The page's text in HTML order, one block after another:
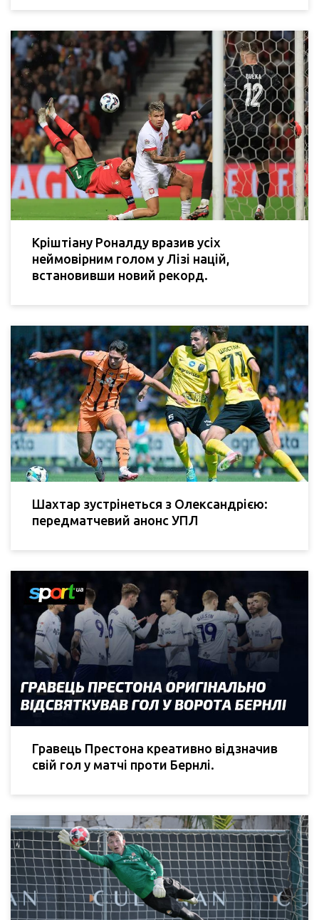
Кріштіану Роналду вразив усіх
неймовірним голом у Лізі націй,
встановивши новий рекорд.
Шахтар зустрінеться з Олександрією:
передматчевий анонс УПЛ
Гравець Престона креативно відзначив
свій гол у матчі проти Бернлі.